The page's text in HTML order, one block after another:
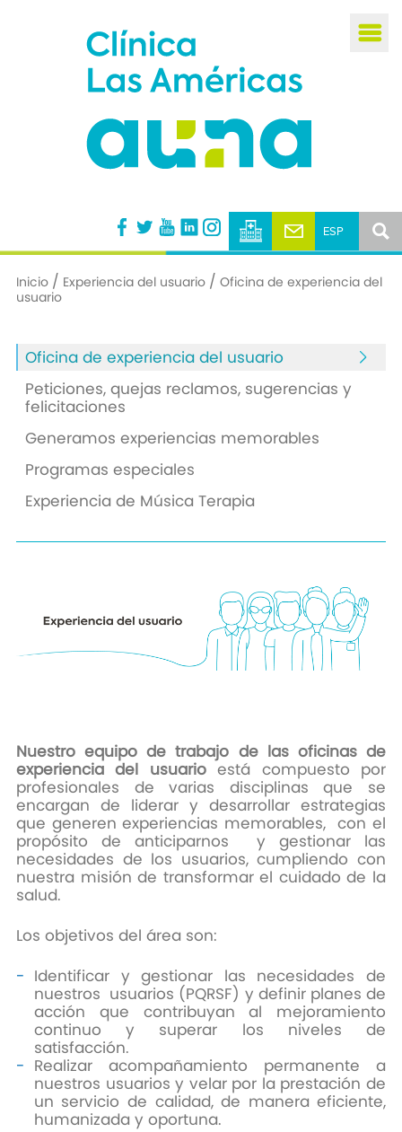
Inicio/ Experiencia del usuario/ Oficina de experiencia del
usuario
Oficina de experiencia del usuario
Peticiones, quejas reclamos, sugerencias y
felicitaciones
Generamos experiencias memorables
Programas especiales
Experiencia de Música Terapia
Nuestro equipo de trabajo de las oficinas de
experiencia del usuarioestá compuesto por
profesionales de varias disciplinas que se
encargan de liderar y desarrollar estrategias
que generen experiencias memorables, con el
propósito de anticiparnos y gestionar las
necesidades de los usuarios, cumpliendo con
nuestra misión de transformar el cuidado de la
salud.
Los objetivos del área son:
Identificar y gestionar las necesidades de
nuestros usuarios (PQRSF) y definir planes de
acción que contribuyan al mejoramiento
continuo y superar los niveles de
satisfacción.
Realizar acompañamiento permanente a
nuestros usuarios y velar por la prestación de
un servicio de calidad, de manera eficiente,
humanizada y oportuna.